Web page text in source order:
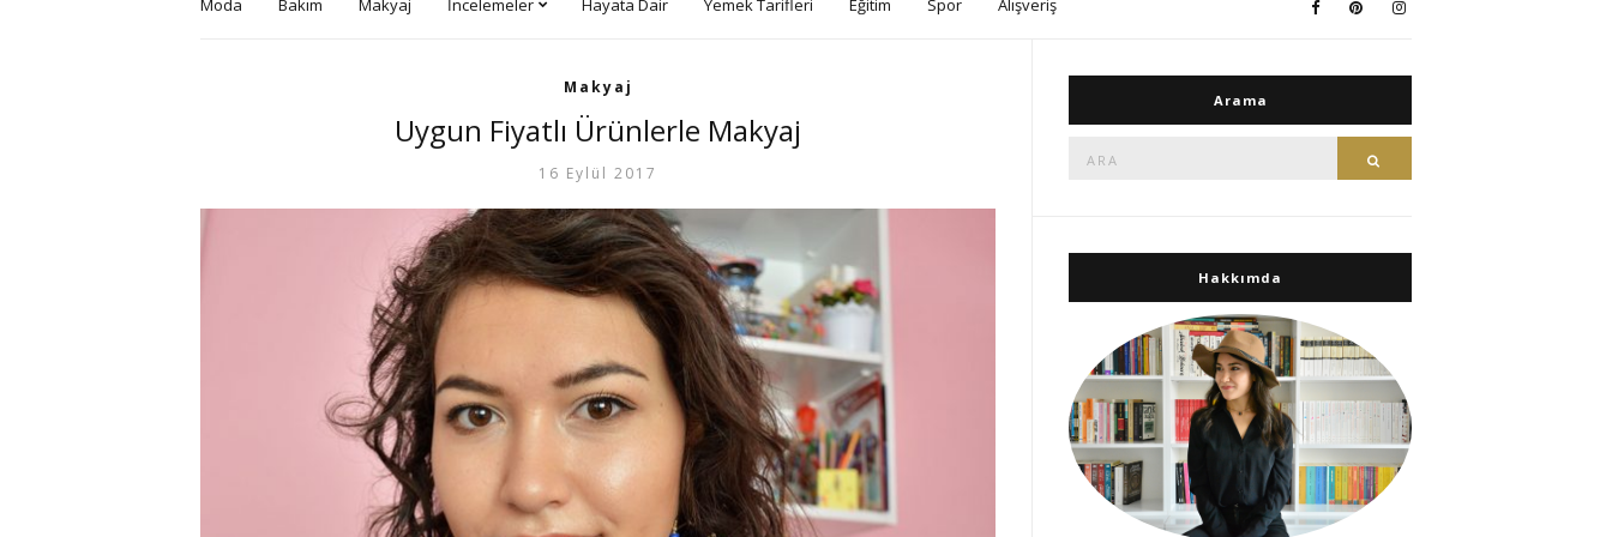
Moda Bakım Makyaj İncelemeler Hayata Dair Yemek Tarifleri Eğitim Spor Alışveriş
Makyaj
Uygun Fiyatlı Ürünlerle Makyaj
16 Eylül 2017
Arama
Hakkımda